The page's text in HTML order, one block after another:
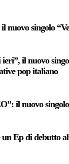
singolo
il nuovo
pop italiano
il nuovo
un Ep di debutto